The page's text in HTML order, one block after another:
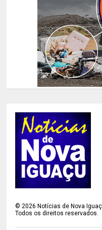
©2026 Notícias de Nova
Todos os direitos reservados.